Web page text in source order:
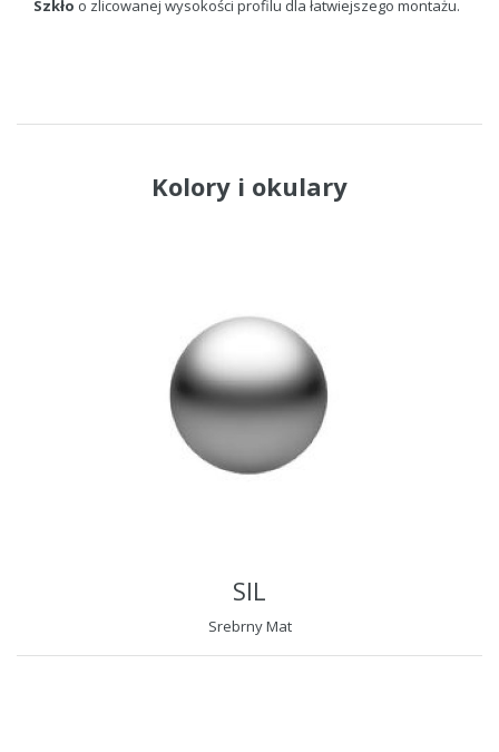
Szkło o zlicowanej wysokości profilu dla łatwiejszego montażu.
Kolory i okulary
SIL
Srebrny Mat